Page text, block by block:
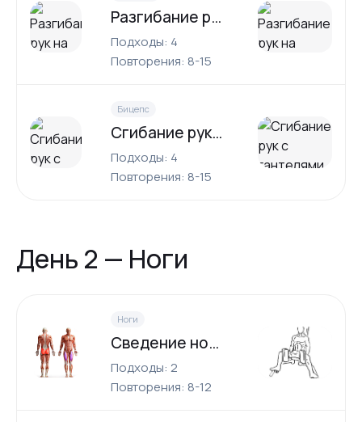
Разгибание рук на верхнем блоке
Подходы: 4
Повторения: 8-15
Бицепс
Сгибание рук с гантелями
Подходы: 4
Повторения: 8-15
День 2 — Ноги
Ноги
Сведение ног сидя
Подходы: 2
Повторения: 8-12